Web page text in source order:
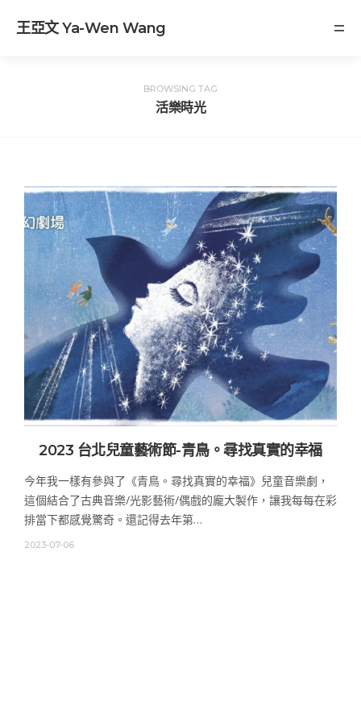
王亞文 Ya-Wen Wang
BROWSING TAG
活樂時光
2023 台北兒童藝術節-青鳥。尋找真實的幸福
今年我一樣有參與了《青鳥。尋找真實的幸福》兒童音樂劇，
這個結合了古典音樂/光影藝術/偶戲的龐大製作，讓我每每在彩
排當下都感覺驚奇。還記得去年第…
2023-07-06